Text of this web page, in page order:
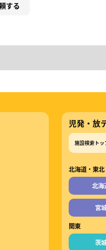
する
児発・放
施設検索トッ
北海道・東北
北海
宮
関東
茨